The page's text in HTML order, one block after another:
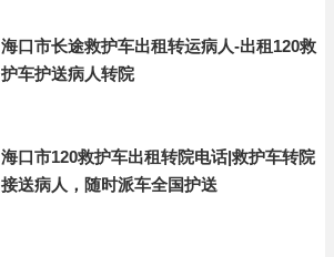
海口市长途救护车出租转运病人-出租120救
护车护送病人转院
海口市120救护车出租转院电话|救护车转院
接送病人，随时派车全国护送